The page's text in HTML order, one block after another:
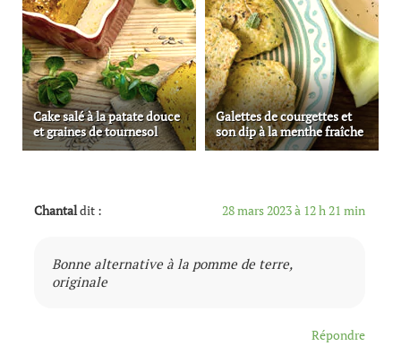
Cake salé à la patate douce
et graines de tournesol
Galettes de courgettes et
son dip à la menthe fraîche
Chantaldit : 28 mars 2023 à 12 h 21 min
Bonne alternative à la pomme de terre,
originale
Répondre